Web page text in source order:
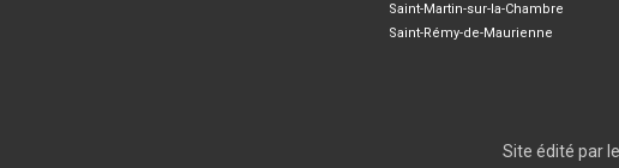
Saint-Martin-sur-la-Chambre
Saint-Rémy-de-Maurienne
Site édité par